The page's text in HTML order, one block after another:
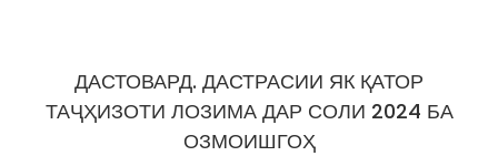
ДАСТОВАРД. ДАСТРАСИИ ЯК ҚАТОР
ТАҶҲИЗОТИ ЛОЗИМА ДАР СОЛИ 2024 БА
ОЗМОИШГОҲ